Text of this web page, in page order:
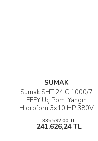
SUMAK
Sumak SHT 24 C 1000/7
EEEY Üç Pom. Yangın
Hidroforu 3x10 HP 380V
335.592,00 TL
241.626,24 TL